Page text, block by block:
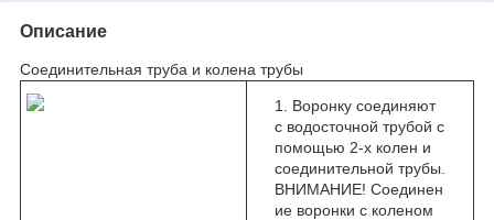
Описание
Соединительная труба и колена трубы
Воронку соединяют
с водосточной трубой с
помощью 2-х колен и
соединительной трубы.
ВНИМАНИЕ! Соединен
ие воронки с коленом